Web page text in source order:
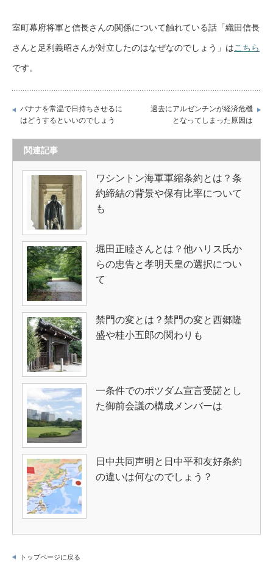
室町幕府将軍と信長さんの関係について触れている話「織田信長
さんと足利義昭さんが対立したのはなぜなのでしょう」はこちら
です。
バナナを常温で日持ちさせるに
はどうするといいのでしょう
過去にアルゼンチンが経済危機
となってしまった原因は
関連記事
ワシントン海軍軍縮条約とは？条
約締結の背景や保有比率について
も
堀田正睦さんとは？他ハリス氏か
らの忠告と孝明天皇の選択につい
て
禁門の変とは？禁門の変と西郷隆
盛や桂小五郎の関わりも
一条件でのポツダム宣言受諾とし
た御前会議の構成メンバーは
日中共同声明と日中平和友好条約
の違いは何なのでしょう？
トップページに戻る